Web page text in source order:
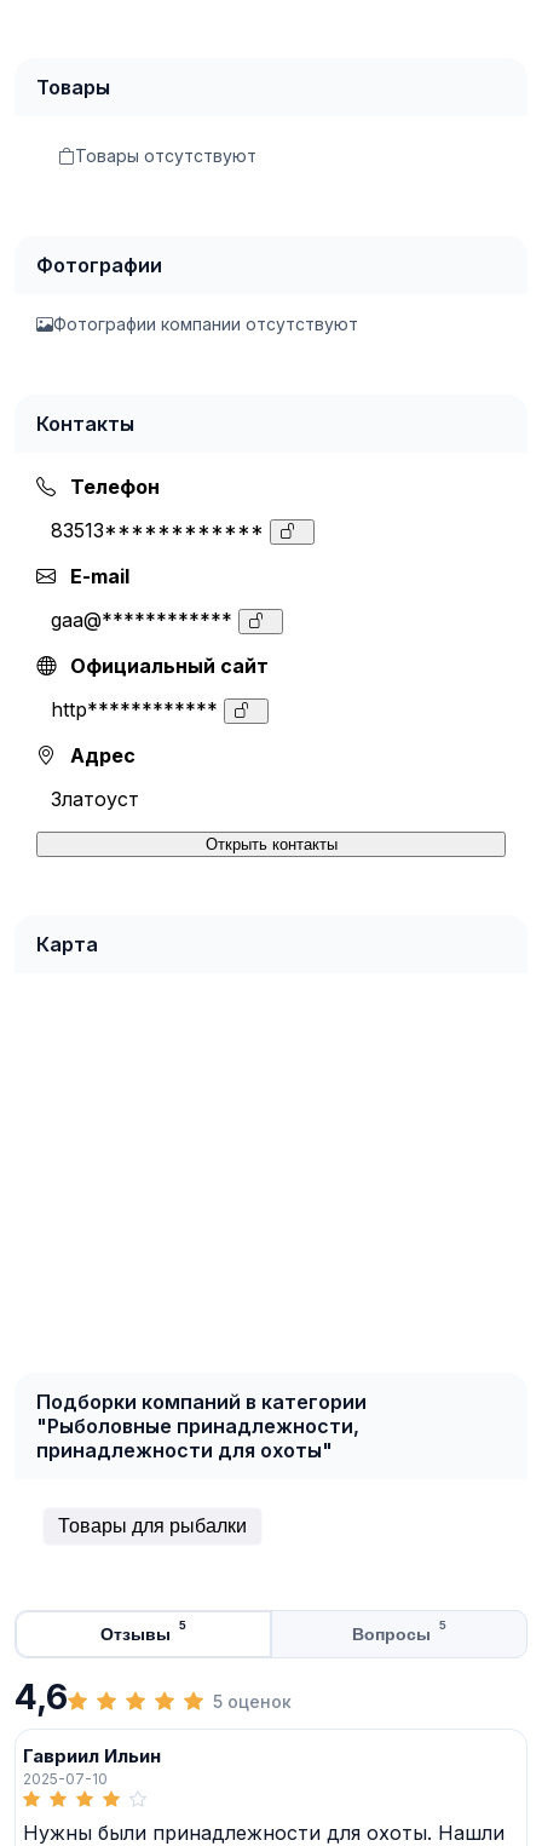
Товары
Товары отсутствуют
Фотографии
Фотографии компании отсутствуют
Контакты
Телефон
83513************
E-mail
gaa@************
Официальный сайт
http************
Адрес
Златоуст
Открыть контакты
Карта
Подборки компаний в категории
"Рыболовные принадлежности,
принадлежности для охоты"
Товары для рыбалки
Отзывы 5 Вопросы 5
4,6 5 оценок
Гавриил Ильин
2025-07-10
Нужны были принадлежности для охоты. Нашли